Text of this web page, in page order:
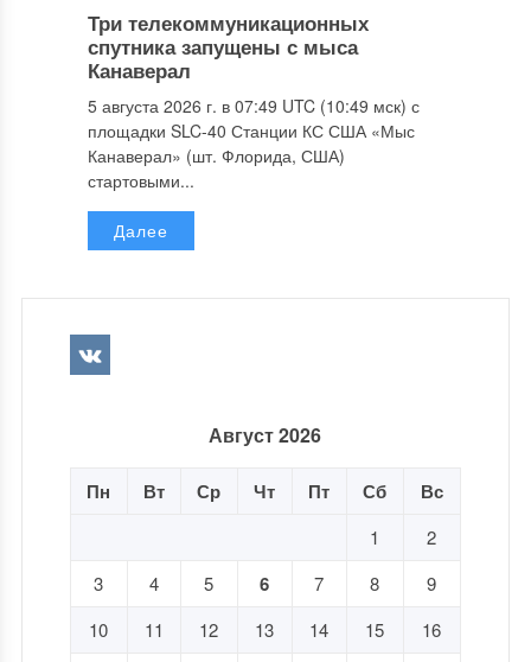
Три телекоммуникационных
спутника запущены с мыса
Канаверал
5 августа 2026 г. в 07:49 UTC (10:49 мск) с
площадки SLC-40 Станции КС США «Мыс
Канаверал» (шт. Флорида, США)
стартовыми...
Далее
Август 2026
Пн Вт Ср Чт Пт Сб Вс
1
2
3
4 5 6 7 8
9
10
11 12 13 14 15
16